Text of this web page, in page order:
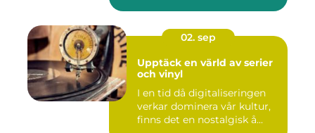
02. sep
Upptäck en värld av serier
och vinyl
I en tid då digitaliseringen
verkar dominera vår kultur,
finns det en nostalgisk å...